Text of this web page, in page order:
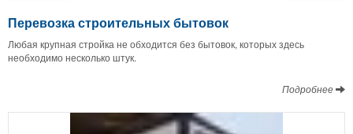
Перевозка строительных бытовок
Любая крупная стройка не обходится без бытовок, которых здесь
необходимо несколько штук.
Подробнее